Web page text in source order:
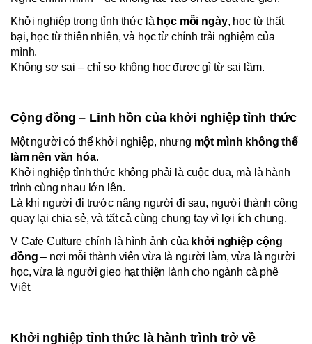
Khởi nghiệp trong tỉnh thức là học mỗi ngày, học từ thất
bại, học từ thiên nhiên, và học từ chính trải nghiệm của
mình.
Không sợ sai – chỉ sợ không học được gì từ sai lầm.
Cộng đồng – Linh hồn của khởi nghiệp tỉnh thức
Một người có thể khởi nghiệp, nhưng một mình không thể
làm nên văn hóa.
Khởi nghiệp tỉnh thức không phải là cuộc đua, mà là hành
trình cùng nhau lớn lên.
Là khi người đi trước nâng người đi sau, người thành công
quay lại chia sẻ, và tất cả cùng chung tay vì lợi ích chung.
V Cafe Culture chính là hình ảnh của khởi nghiệp cộng
đồng – nơi mỗi thành viên vừa là người làm, vừa là người
học, vừa là người gieo hạt thiện lành cho ngành cà phê
Việt.
Khởi nghiệp tỉnh thức là hành trình trở về